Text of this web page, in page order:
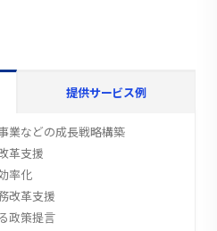
提供サービス例
業などの成長戦略構築
革支援
率化
改革支援
政策提言